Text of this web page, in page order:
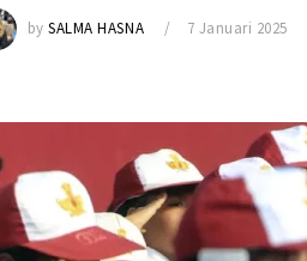
by SALMA HASNA 7 Januari 2025